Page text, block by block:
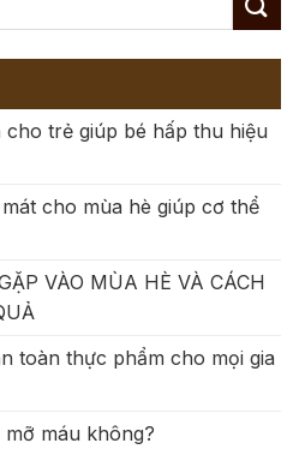
trẻ giúp bé hấp thu hiệu
cho mùa hè giúp cơ thể
VÀO MÙA HÈ VÀ CÁCH
toàn thực phẩm cho mọi gia
máu không?